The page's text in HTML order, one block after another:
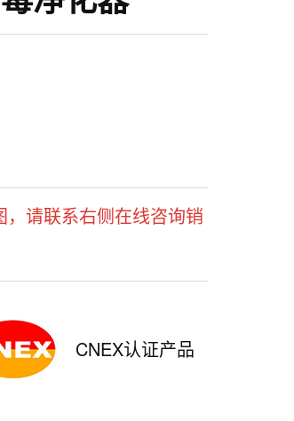
请联系右侧在线咨询销
CNEX认证产品